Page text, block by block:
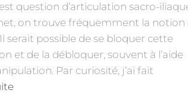
est question d’articulation sacro-
on trouve fréquemment la notion
serait possible de se bloquer cette
et de la débloquer, souvent à l’aide
Par curiosité, j’ai fait